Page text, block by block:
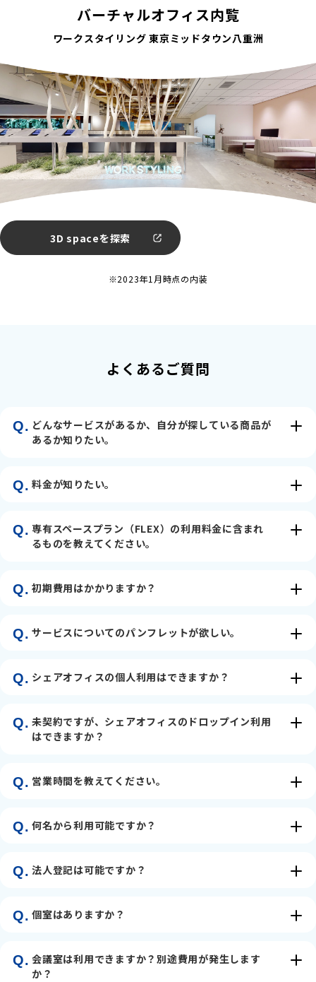
バーチャルオフィス内覧
ワークスタイリング 東京ミッドタウン八重洲
3D spaceを探索
※2023年1月時点の内装
よくあるご質問
Q. どんなサービスがあるか、自分が探している商品が
あるか知りたい。
Q. 料金が知りたい。
Q. 専有スペースプラン（FLEX）の利用料金に含まれ
るものを教えてください。
Q. 初期費用はかかりますか？
Q. サービスについてのパンフレットが欲しい。
Q. シェアオフィスの個人利用はできますか？
Q. 未契約ですが、シェアオフィスのドロップイン利用
はできますか？
Q. 営業時間を教えてください。
Q. 何名から利用可能ですか？
Q. 法人登記は可能ですか？
Q. 個室はありますか？
Q. 会議室は利用できますか？別途費用が発生します
か？